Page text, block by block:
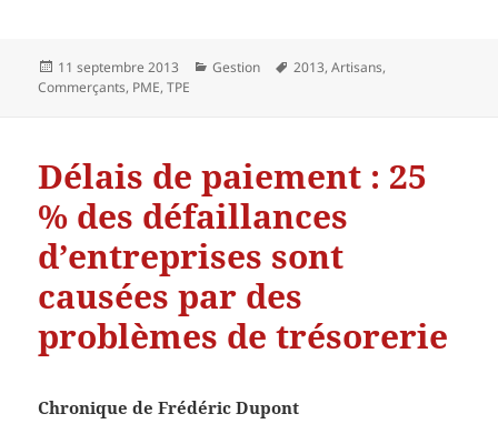
Publié
le
11 septembre 2013 Catégories
Gestion
Mots-
2013,Artisans,
Commerçants, PME,TPE
Délais de paiement : 25
% des défaillances
d’entreprises sont
causées par des
problèmes de trésorerie
Chronique de Frédéric Dupont